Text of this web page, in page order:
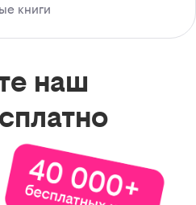
книги
наш